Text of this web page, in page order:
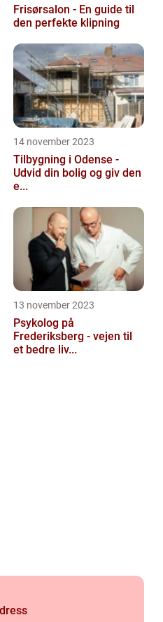
Frisørsalon - En guide til
den perfekte klipning
14 november 2023
Tilbygning i Odense -
Udvid din bolig og giv den
e...
13 november 2023
Psykolog på
Frederiksberg - vejen til
et bedre liv...